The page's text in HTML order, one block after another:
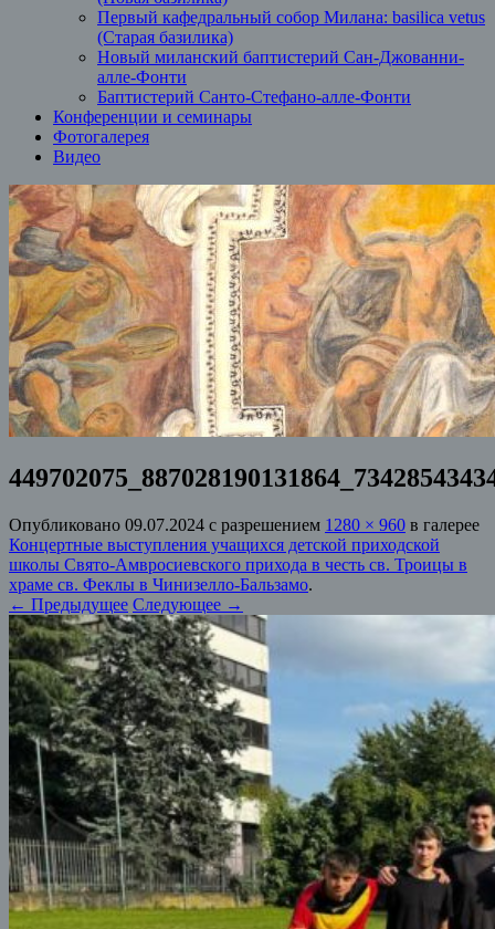
Первый кафедральный собор Милана: basilica vetus
(Старая базилика)
Новый миланский баптистерий Сан-Джованни-
алле-Фонти
Баптистерий Санто-Стефано-алле-Фонти
Конференции и семинары
Фотогалерея
Видео
Опубликовано 09.07.2024 с разрешением 1280 × 960 в галерее
Концертные выступления учащихся детской приходской
школы Свято-Амвросиевского прихода в честь св. Троицы в
храме св. Феклы в Чинизелло-Бальзамо.
← Предыдущее Следующее →